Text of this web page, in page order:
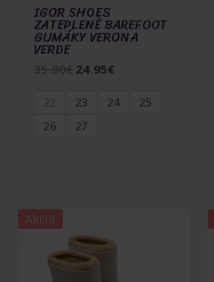
IGOR SHOES
ZATEPLENÉ BAREFOOT
GUMÁKY VERONA
VERDE
Pôvodná
bola:
24.95€
je:
22 23 24
25
26
27
Akcia